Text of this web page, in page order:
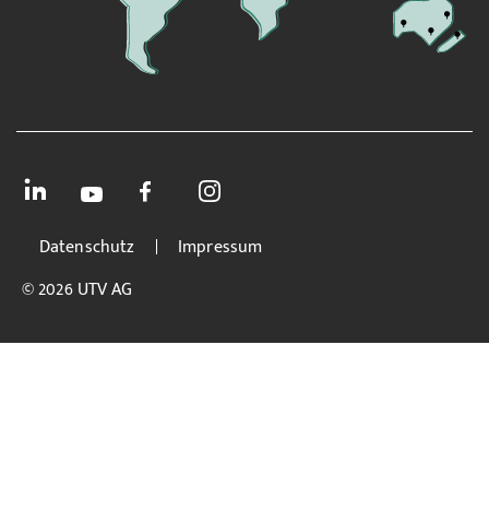
© 2026 UTV AG
Datenschutz Impressum